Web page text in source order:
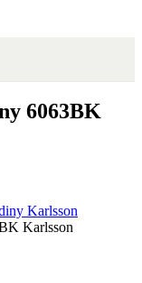
6063BK
Karlsson
Karlsson